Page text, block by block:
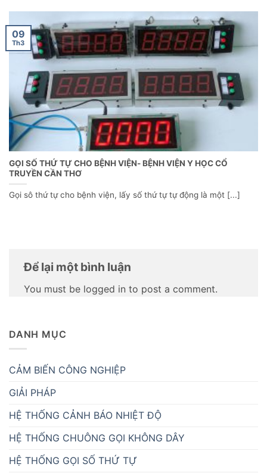
GỌI SỐ THỨ TỰ CHO BỆNH VIỆN- BỆNH VIỆN Y HỌC CỔ
TRUYỀN CẦN THƠ
Gọi sô thứ tự cho bệnh viện, lấy số thứ tự tự động là một [...]
09
Th3
Để lại một bình luận
You must be logged in to post a comment.
DANH MỤC
CẢM BIẾN CÔNG NGHIỆP
GIẢI PHÁP
HỆ THỐNG CẢNH BÁO NHIỆT ĐỘ
HỆ THỐNG CHUÔNG GỌI KHÔNG DÂY
HỆ THỐNG GỌI SỐ THỨ TỰ